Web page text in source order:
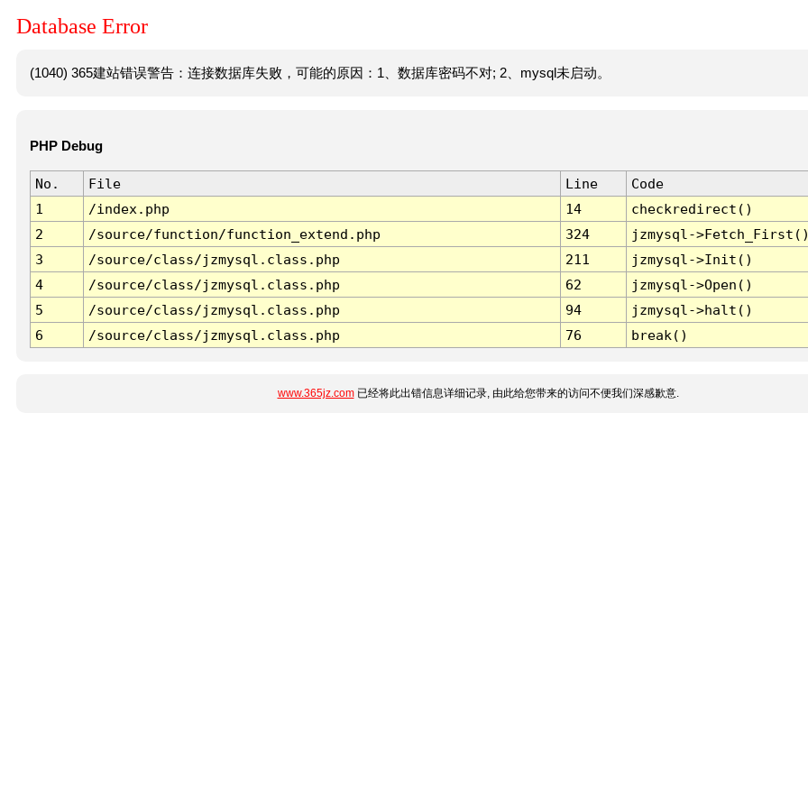
Database Error
(1040) 365建站错误警告：连接数据库失败，可能的原因：1、数据库密码不对; 2、mysql未启动。
PHP Debug
No. File Line
Code
1
/index.php 14
checkredirect()
2
/source/function/function_extend.php 324
jzmysql-
3
/source/class/jzmysql.class.php 211
jzmysql->Init()
4
/source/class/jzmysql.class.php 62
jzmysql->Open()
5
/source/class/jzmysql.class.php 94
jzmysql->halt()
6
/source/class/jzmysql.class.php 76 break()
www.365jz.com已经将此出错信息详细记录, 由此给您带来的访问不便我们深感歉意.